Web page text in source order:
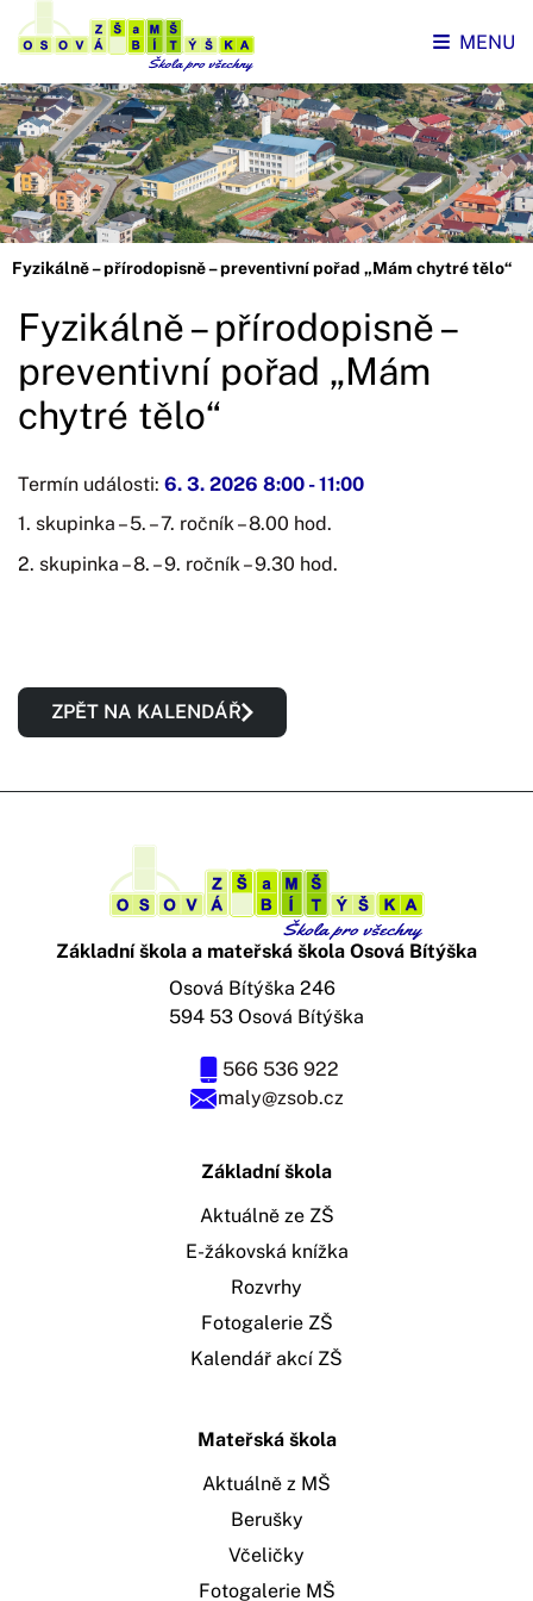
MENU
Fyzikálně – přírodopisně – preventivní pořad „Mám chytré tělo“
Fyzikálně – přírodopisně –
preventivní pořad „Mám
chytré tělo“
Termín události: 6. 3. 2026 8:00 -11:00
1. skupinka – 5. – 7. ročník – 8.00 hod.
2. skupinka – 8. – 9. ročník – 9.30 hod.
ZPĚT NA KALENDÁŘ
Základní škola a mateřská škola Osová Bítýška
maly@zsob.cz
566 536 922
Osová Bítýška 246
594 53 Osová Bítýška
Základní škola
Aktuálně ze ZŠ
E-žákovská knížka
Rozvrhy
Fotogalerie ZŠ
Kalendář akcí ZŠ
Mateřská škola
Aktuálně z MŠ
Berušky
Včeličky
Fotogalerie MŠ